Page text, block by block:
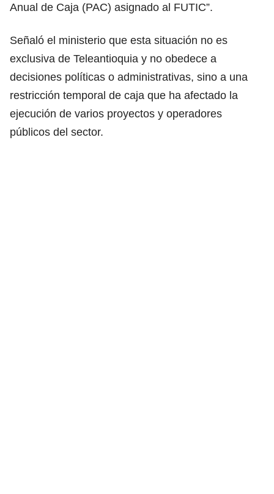
Anual de Caja (PAC) asignado al FUTIC”.
Señaló el ministerio que esta situación no es
exclusiva de Teleantioquia y no obedece a
decisiones políticas o administrativas, sino a una
restricción temporal de caja que ha afectado la
ejecución de varios proyectos y operadores
públicos del sector.